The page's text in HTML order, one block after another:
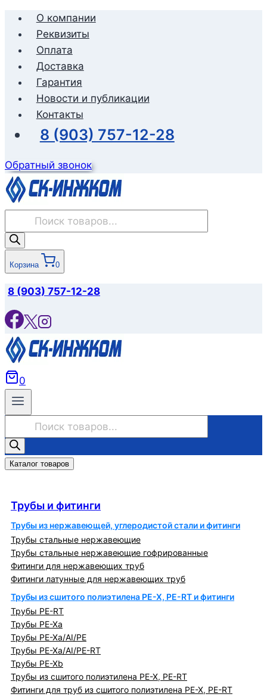
Перейти
содержимому
О компании
Реквизиты
Оплата
Доставка
Гарантия
Новости и публикации
Контакты
8 (903) 757-12-28
Обратный звонок
товаров
Корзина 0
8 (903) 757-12-28
0
товаров
Каталог товаров
Трубы и фитинги
Трубы из нержавеющей, углеродистой стали и фитинги
Трубы стальные нержавеющие
Трубы стальные нержавеющие гофрированные
Фитинги для нержавеющих труб
Фитинги латунные для нержавеющих труб
Трубы из сшитого полиэтилена PE-X, PE-RT и фитинги
Трубы PE-RT
Трубы PE-Xa
Трубы PE-Xa/AI/PE
Трубы PE-Xa/AI/PE-RT
Трубы PE-Xb
Трубы из сшитого полиэтилена PE-X, PE-RT
Фитинги для труб из сшитого полиэтилена PE-X, PE-RT